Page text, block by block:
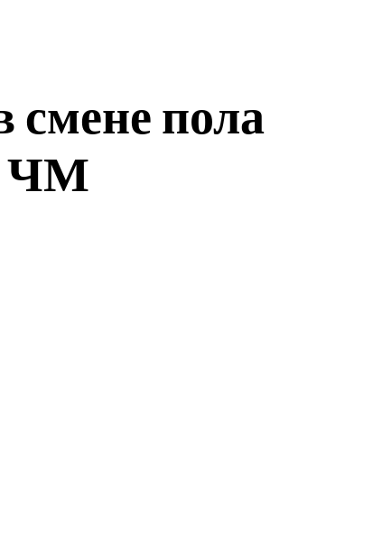
смене пола
ЧМ